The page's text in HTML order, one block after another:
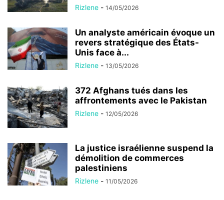
Rizlene - 14/05/2026
Un analyste américain évoque un
revers stratégique des États-
Unis face à...
Rizlene - 13/05/2026
372 Afghans tués dans les
affrontements avec le Pakistan
Rizlene - 12/05/2026
La justice israélienne suspend la
démolition de commerces
palestiniens
Rizlene - 11/05/2026